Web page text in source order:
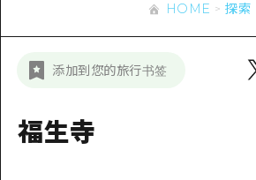
夜晚生活
宫岛周边
东山口
新闻
HOME 探索
添加到您的旅行书签
福生寺